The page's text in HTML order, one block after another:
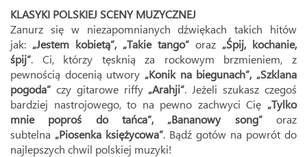
KLASYKI POLSKIEJ SCENY MUZYCZNEJ
Zanurz się w niezapomnianych dźwiękach takich hitów
jak: „Jestem kobietą”, „Takie tango” oraz „Śpij, kochanie,
śpij”. Ci, którzy tęsknią za rockowym brzmieniem, z
pewnością docenią utwory „Konik na biegunach”, „Szklana
pogoda” czy gitarowe riffy „Arahji”. Jeżeli szukasz czegoś
bardziej nastrojowego, to na pewno zachwyci Cię „Tylko
mnie poproś do tańca”, „Bananowy song”oraz
subtelna „Piosenka księżycowa”. Bądź gotów na powrót do
najlepszych chwil polskiej muzyki!